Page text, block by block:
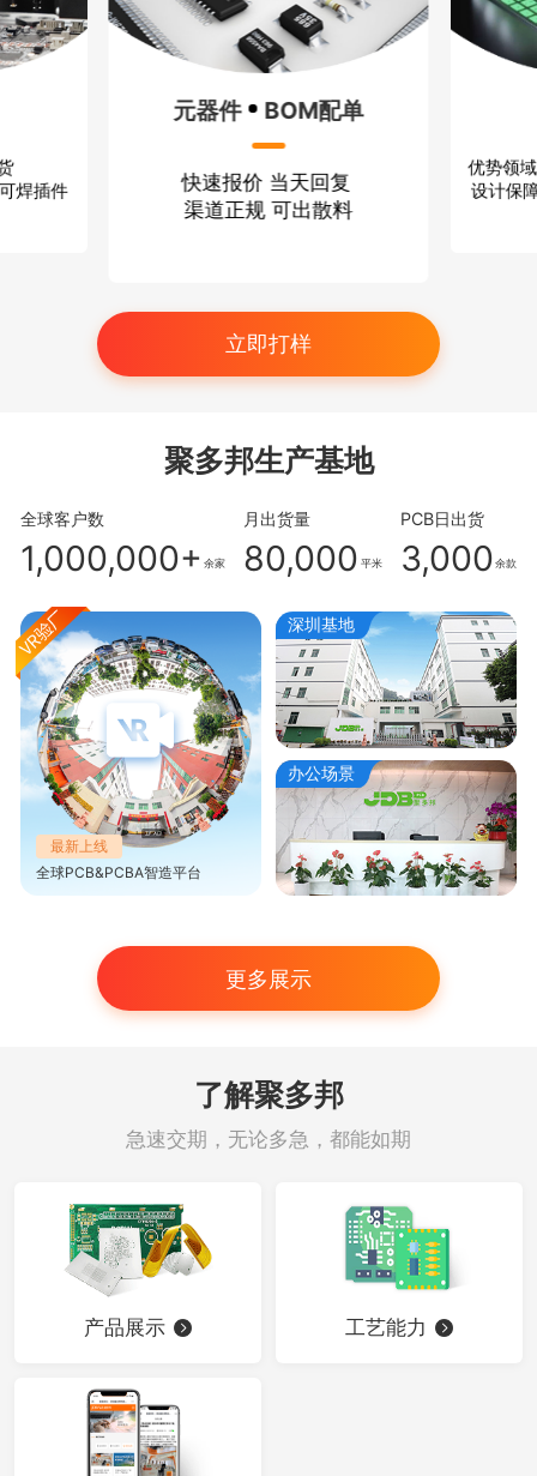
焊插件
元器件 BOM配单
快速报价 当天回复
渠道正规 可出散料
优势领
设计保
立即打样
聚多邦生产基地
全球客户数
1,000,000+ 余家
月出货量
80,000 平米
PCB日出货
3,000 余款
最新上线
全球PCB&PCBA智造平台
深圳基地
办公场景
更多展示
了解聚多邦
急速交期，无论多急，都能如期
产品展示 工艺能力